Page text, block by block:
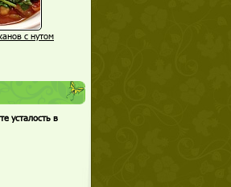
с нутом
усталость в